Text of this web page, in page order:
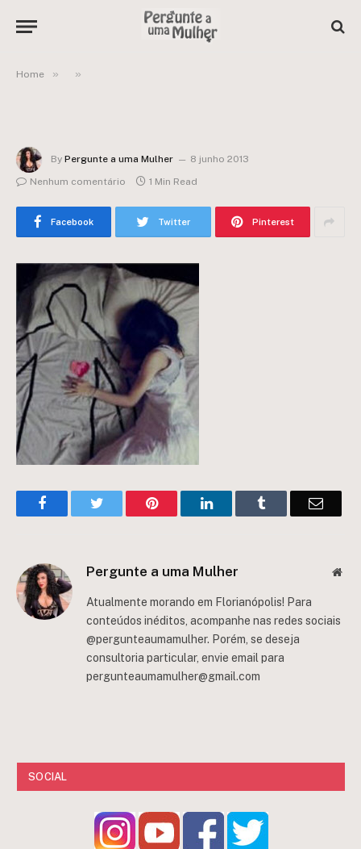
Home » »
By Pergunte a uma Mulher
8 junho 2013
Nenhum comentário
1 Min Read
Facebook Twitter Pinterest
FacebookTwitter Pinterest LinkedInTumblr Email
Pergunte a uma Mulher
Atualmente morando em Florianópolis! Para
conteúdos inéditos, acompanhe nas redes sociais
@pergunteaumamulher. Porém, se deseja
consultoria particular, envie email para
pergunteaumamulher@gmail.com
SOCIAL